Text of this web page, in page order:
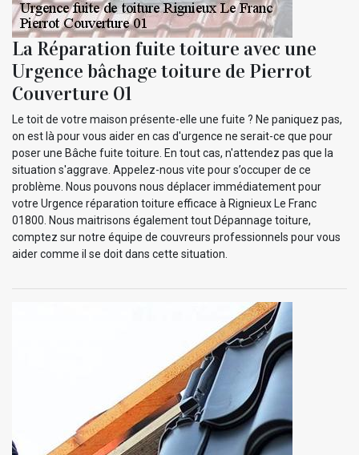
La Réparation fuite toiture avec une
Urgence bâchage toiture de Pierrot
Couverture 01
Le toit de votre maison présente-elle une fuite ? Ne paniquez pas,
on est là pour vous aider en cas d'urgence ne serait-ce que pour
poser une Bâche fuite toiture. En tout cas, n'attendez pas que la
situation s'aggrave. Appelez-nous vite pour s’occuper de ce
problème. Nous pouvons nous déplacer immédiatement pour
votre Urgence réparation toiture efficace à Rignieux Le Franc
01800. Nous maitrisons également tout Dépannage toiture,
comptez sur notre équipe de couvreurs professionnels pour vous
aider comme il se doit dans cette situation.